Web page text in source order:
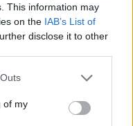
This information may
on the IAB’s List of
disclose it to other
one or more Google
You may click to
its third-party tags to
of my
τον
δολοφονία της